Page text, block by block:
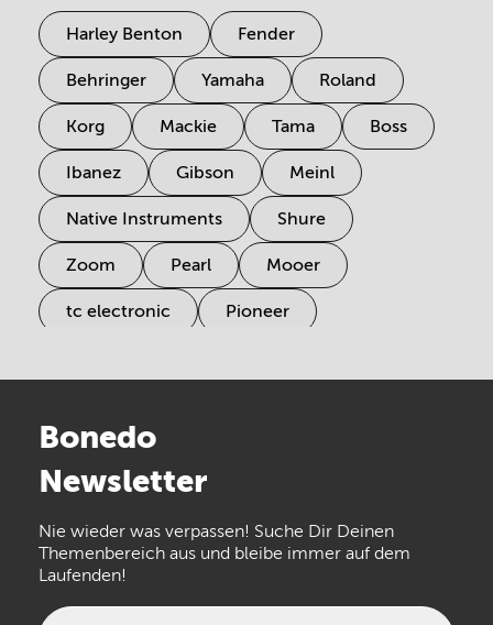
Harley Benton Fender
Behringer Yamaha Roland
Korg Mackie Tama Boss
Ibanez Gibson Meinl
Native Instruments Shure
Zoom Pearl Mooer
tc electronic Pioneer
Arturia
the t.bone
Walrus Audio Epiphone
Bonedo
Newsletter
Nie wieder was verpassen! Suche Dir Deinen
Themenbereich aus und bleibe immer auf dem
Laufenden!